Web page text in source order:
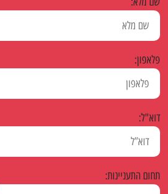
פלאפון:
דוא"ל:
תחום התעניינות: